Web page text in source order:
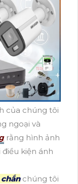
của chúng tôi
ngoại và
rằng hình ảnh
kiện ánh
chúng tôi